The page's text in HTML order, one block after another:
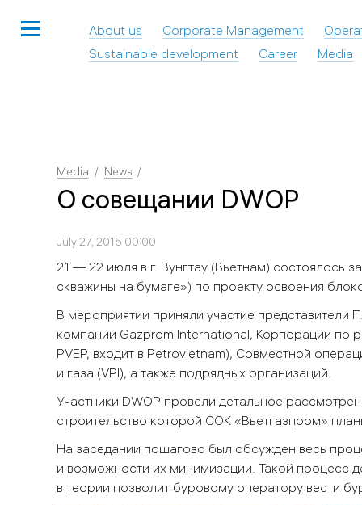
About us Corporate Management
Sustainable development
Career Media
Media News
О совещании DWOP
July 27, 2015 00:00
21 — 22 июля в г. Вунгтау (Вьетнам) состоялось
скважины на бумаге») по проекту освоения
В мероприятии приняли участие
компании Gazprom International, Корпорации по
PVEP, входит в Petrovietnam), Совместной
и газа (VPI), а также подрядных организаций.
Участники DWOP провели детальное
строительство которой СОК «Вьетгазпром»
На заседании пошагово был обсужден весь
и возможности их минимизации. Такой процесс
в теории позволит буровому оператору вести